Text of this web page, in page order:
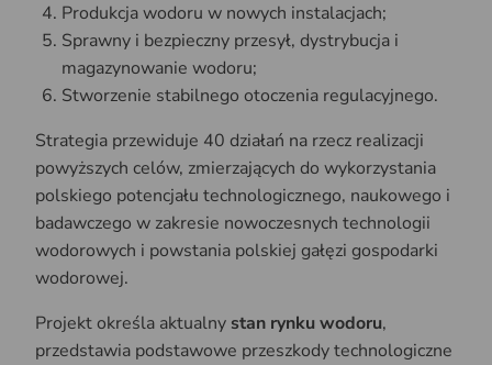
Produkcja wodoru w nowych instalacjach;
Sprawny i bezpieczny przesył, dystrybucja i
magazynowanie wodoru;
Stworzenie stabilnego otoczenia regulacyjnego.
Strategia przewiduje 40 działań na rzecz realizacji
powyższych celów, zmierzających do wykorzystania
polskiego potencjału technologicznego, naukowego i
badawczego w zakresie nowoczesnych technologii
wodorowych i powstania polskiej gałęzi gospodarki
wodorowej.
Projekt określa aktualny stan rynku wodoru,
przedstawia podstawowe przeszkody technologiczne